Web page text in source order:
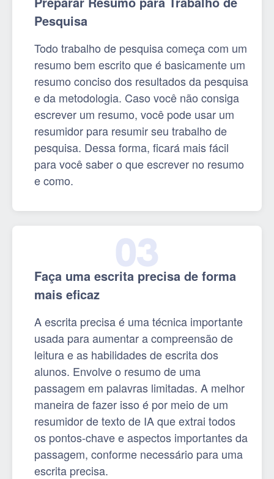
Pesquisa
Todo trabalho de pesquisa começa com um
resumo bem escrito que é basicamente um
resumo conciso dos resultados da pesquisa
e da metodologia. Caso você não consiga
escrever um resumo, você pode usar um
resumidor para resumir seu trabalho de
pesquisa. Dessa forma, ficará mais fácil
para você saber o que escrever no resumo
e como.
Faça uma escrita precisa de forma
mais eficaz
A escrita precisa é uma técnica importante
usada para aumentar a compreensão de
leitura e as habilidades de escrita dos
alunos. Envolve o resumo de uma
passagem em palavras limitadas. A melhor
maneira de fazer isso é por meio de um
resumidor de texto de IA que extrai todos
os pontos-chave e aspectos importantes da
passagem, conforme necessário para uma
escrita precisa.